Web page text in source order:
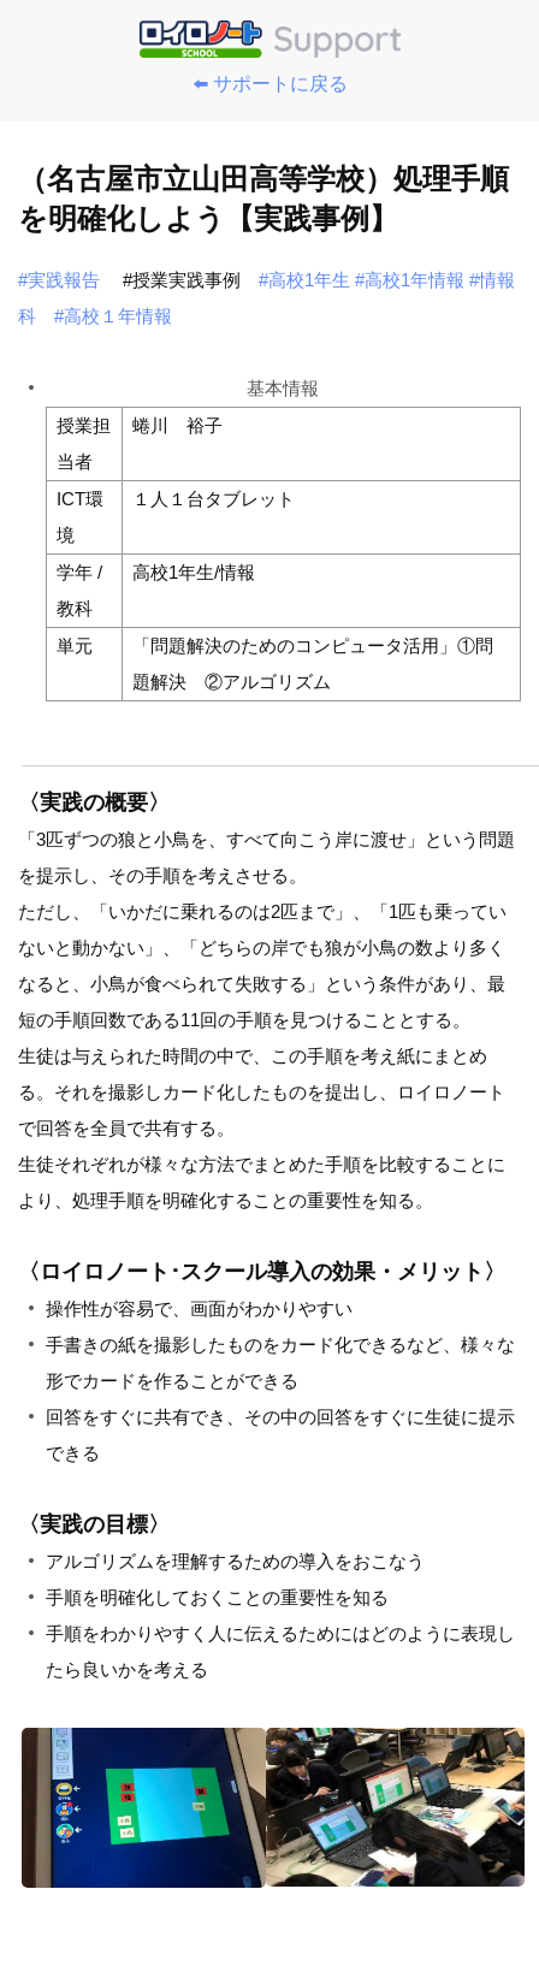
⬅️ サポートに戻る
（名古屋市立山田高等学校）処理手順
を明確化しよう【実践事例】
#実践報告 #授業実践事例 #高校1年生 #高校1年情報 #情報
科
#高校１年情報
基本情報
授業担
当者
蜷川 裕子
ICT環
境
１人１台タブレット
学年 /
教科
高校1年生/情報
単元
「問題解決のためのコンピュータ活用」①問
題解決 ②アルゴリズム
〈実践の概要〉
「3匹ずつの狼と小鳥を、すべて向こう岸に渡せ」という問題
を提示し、その手順を考えさせる。
ただし、「いかだに乗れるのは2匹まで」、「1匹も乗ってい
ないと動かない」、「どちらの岸でも狼が小鳥の数より多く
なると、小鳥が食べられて失敗する」という条件があり、最
短の手順回数である11回の手順を見つけることとする。
生徒は与えられた時間の中で、この手順を考え紙にまとめ
る。それを撮影しカード化したものを提出し、ロイロノート
で回答を全員で共有する。
生徒それぞれが様々な方法でまとめた手順を比較することに
より、処理手順を明確化することの重要性を知る。
〈ロイロノート･スクール導入の効果・メリット〉
操作性が容易で、画面がわかりやすい
手書きの紙を撮影したものをカード化できるなど、様々な
形でカードを作ることができる
回答をすぐに共有でき、その中の回答をすぐに生徒に提示
できる
〈実践の目標〉
アルゴリズムを理解するための導入をおこなう
手順を明確化しておくことの重要性を知る
手順をわかりやすく人に伝えるためにはどのように表現し
たら良いかを考える